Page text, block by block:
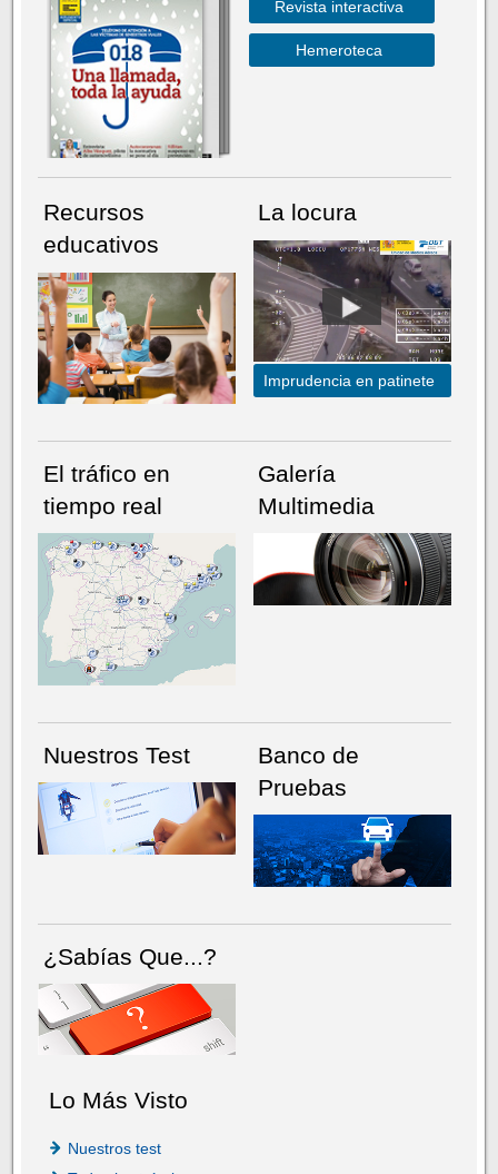
NÚMERO ACTUALHEMEROTECA
Revista interactiva
Hemeroteca
Recursos
educativos
La locura
Imprudencia en patinete
El tráfico en
tiempo real
Galería
Multimedia
Nuestros Test
Banco de
Pruebas
¿Sabías Que...?
Lo Más Visto
Nuestros test